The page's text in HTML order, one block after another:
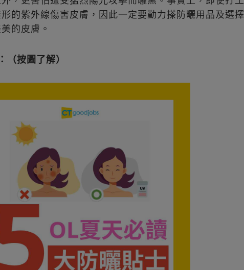
的紫外線傷害皮膚，因此一定要勤力搽防曬用品及選擇
的皮膚。
（按圖了解）